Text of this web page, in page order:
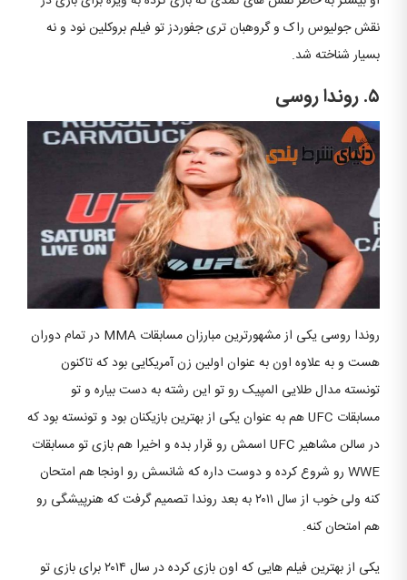
نقش جولیوس راک و گروهبان تری جفوردز تو فیلم بروکلین نود و نه
بسیار شناخته شد.
۵. روندا روسی
روندا روسی یکی از مشهورترین مبارزان مسابقات MMA در تمام دوران
هست و به علاوه اون به عنوان اولین زن آمریکایی بود که تاکنون
تونسته مدال طلایی المپیک رو تو این رشته به دست بیاره و تو
مسابقات UFC هم به عنوان یکی از بهترین بازیکنان بود و تونسته بود که
در سالن مشاهیر UFC اسمش رو قرار بده و اخیرا هم بازی تو مسابقات
WWE رو شروع کرده و دوست داره که شانسش رو اونجا هم امتحان
کنه ولی خوب از سال ۲۰۱۱ به بعد روندا تصمیم گرفت که هنرپیشگی رو
هم امتحان کنه.
یکی از بهترین فیلم هایی که اون بازی کرده در سال ۲۰۱۴ برای بازی تو